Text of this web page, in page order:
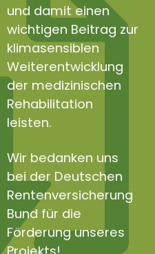
und damit einen
wichtigen Beitrag zur
klimasensiblen
Weiterentwicklung
der medizinischen
Rehabilitation
leisten.
Wir bedanken uns
bei der Deutschen
Rentenversicherung
Bund für die
Förderung unseres